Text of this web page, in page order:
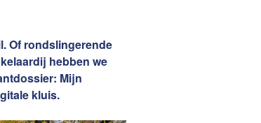
Of rondslingerende
hebben we
Mijn
kluis.